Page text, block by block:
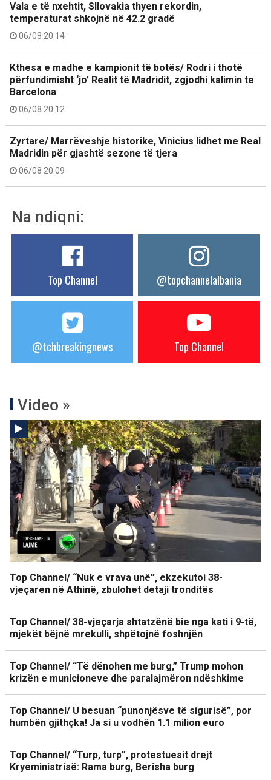
Vala e të nxehtit, Sllovakia thyen rekordin,
temperaturat shkojnë në 42.2 gradë
06/08 20:14
Kthesa e madhe e kampionit të botës/ Rodri i thotë
përfundimisht ‘jo’ Realit të Madridit, zgjodhi kalimin te
Barcelona
06/08 20:12
Zyrtare/ Marrëveshje historike, Vinicius lidhet me Real
Madridin për gjashtë sezone të tjera
06/08 20:09
Na ndiqni:
Top Channel @topchannelalbania
@tchbreakingnews Top Channel
Video »
Top Channel/ “Nuk e vrava unë”, ekzekutoi 38-
vjeçaren në Athinë, zbulohet detaji tronditës
Top Channel/ 38-vjeçarja shtatzënë bie nga kati i 9-të,
mjekët bëjnë mrekulli, shpëtojnë foshnjën
Top Channel/ “Të dënohen me burg,” Trump mohon
krizën e municioneve dhe paralajmëron ndëshkime
Top Channel/ U besuan “punonjësve të sigurisë”, por
humbën gjithçka! Ja si u vodhën 1.1 milion euro
Top Channel/ “Turp, turp”, protestuesit drejt
Kryeministrisë: Rama burg, Berisha burg